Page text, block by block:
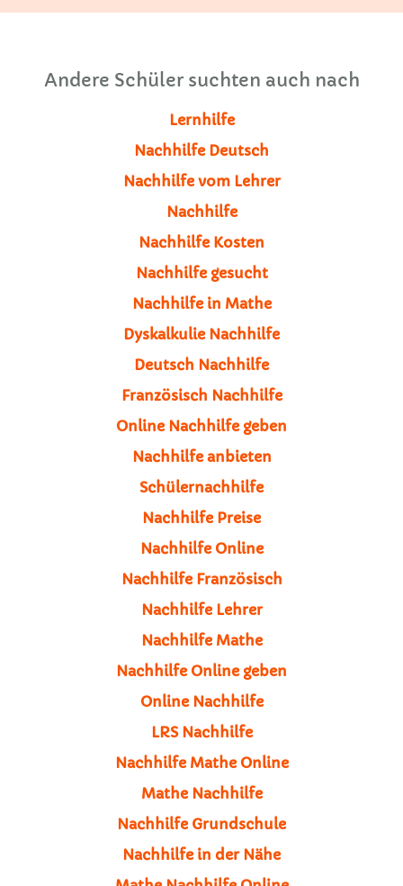
Andere Schüler suchten auch nach
Lernhilfe
Nachhilfe Deutsch
Nachhilfe vom Lehrer
Nachhilfe
Nachhilfe Kosten
Nachhilfe gesucht
Nachhilfe in Mathe
Dyskalkulie Nachhilfe
Deutsch Nachhilfe
Französisch Nachhilfe
Online Nachhilfe geben
Nachhilfe anbieten
Schülernachhilfe
Nachhilfe Preise
Nachhilfe Online
Nachhilfe Französisch
Nachhilfe Lehrer
Nachhilfe Mathe
Nachhilfe Online geben
Online Nachhilfe
LRS Nachhilfe
Nachhilfe Mathe Online
Mathe Nachhilfe
Nachhilfe Grundschule
Nachhilfe in der Nähe